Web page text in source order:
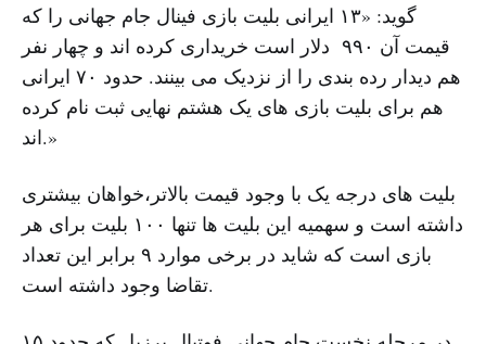
گوید: «۱۳ ایرانی بلیت بازی فینال جام جهانی را که
قیمت آن ۹۹۰ دلار است خریداری کرده اند و چهار نفر
هم دیدار رده بندی را از نزدیک می بینند. حدود ۷۰ ایرانی
هم برای بلیت بازی های یک هشتم نهایی ثبت نام کرده
اند.»
بلیت های درجه یک با وجود قیمت بالاتر،خواهان بیشتری
داشته است و سهمیه این بلیت ها تنها ۱۰۰ بلیت برای هر
بازی است که شاید در برخی موارد ۹ برابر این تعداد
تقاضا وجود داشته است.